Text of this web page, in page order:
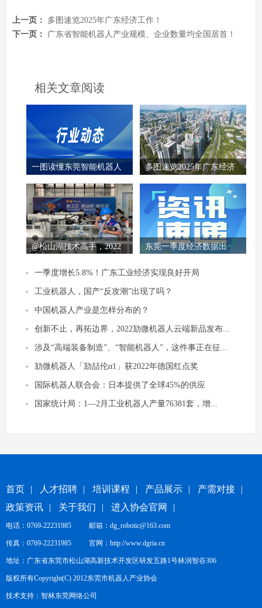
上一页：
多图速览2025年广东经济工作！
下一页：
广东省智能机器人产业规模、企业数量均全国居首！
相关文章阅读
一图读懂东莞智能机器人
多图速览2025年广东经济
@松山湖技术高手，2022
东莞一季度经济数据出
一季度增长5.8%！广东工业经济实现良好开局
工业机器人，国产“反攻潮”出现了吗？
中国机器人产业是怎样分布的？
创新不止，再拓边界，2022劢微机器人云端新品发布...
涉及“高端装备制造”、“智能机器人”，这件事正在征...
劢微机器人「劢喆伦α1」获2022年德国红点奖
国际机器人联合会：日本提供了全球45%的供应
国家统计局：1—2月工业机器人产量76381套，增...
首页 | 人才招聘 | 培训课程 | 产品展示 | 产需对接
|
政策资讯
| 关于我们 | 进入协会官网 |
电话：0769-22231985 邮箱：dg_robotic@163.com
传真：0769-22231985 官网： http://www.dgria.cn
地址：广东省东莞市松山湖高新技术开发区研发五路1号林润智谷306
版权所有Copyright(C) 2012东莞市机器人产业协会
技术支持： 智林东莞网络公司